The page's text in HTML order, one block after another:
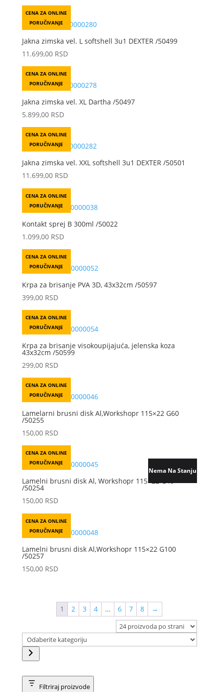
CENA ZA ONLINE
PORUČIVANJE
Jakna zimska vel. L softshell 3u1 DEXTER /50499
11.699,00 RSD
CENA ZA ONLINE
PORUČIVANJE
Jakna zimska vel. XL Dartha /50497
5.899,00 RSD
CENA ZA ONLINE
PORUČIVANJE
Jakna zimska vel. XXL softshell 3u1 DEXTER /50501
11.699,00 RSD
CENA ZA ONLINE
PORUČIVANJE
Kontakt sprej B 300ml /50022
1.099,00 RSD
CENA ZA ONLINE
PORUČIVANJE
Krpa za brisanje PVA 3D, 43x32cm /50597
399,00 RSD
CENA ZA ONLINE
PORUČIVANJE
Krpa za brisanje visokoupijajuća, jelenska koza
43x32cm /50599
299,00 RSD
CENA ZA ONLINE
PORUČIVANJE
Lamelarni brusni disk Al,Workshopr 115×22 G60
/50255
150,00 RSD
CENA ZA ONLINE
PORUČIVANJE
Nema Na Stanju
Lamelni brusni disk Al, Workshopr 115×22 G40
/50254
150,00 RSD
CENA ZA ONLINE
PORUČIVANJE
Lamelni brusni disk Al,Workshopr 115×22 G100
/50257
150,00 RSD
1 2 3 4 … 6 7 8
→
kategoriju
Filtriraj proizvode